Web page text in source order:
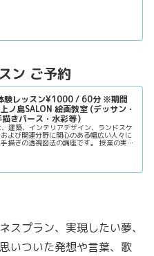
ン ご予約
験レッスン¥1000 / 60分 ※期間
ノ島SALON 絵画教室 (デッサン・
きパース・水彩等）
、建築、インテリアデザイン、ランドスケ
よび関連分野に関心のある幅広い人々に
描きの透視図法の講座です。 授業の実践
スプラン、実現したい夢、
いついた発想や言葉、歌